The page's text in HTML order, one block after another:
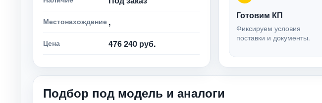
Местонахождение ,
Цена 476 240 руб.
Готовим КП
Фиксируем условия
поставки и документы.
Подбор под модель и аналоги